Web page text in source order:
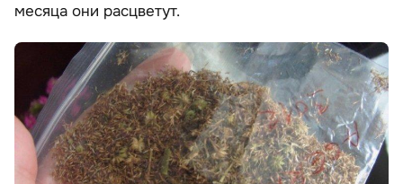
месяца они расцветут.